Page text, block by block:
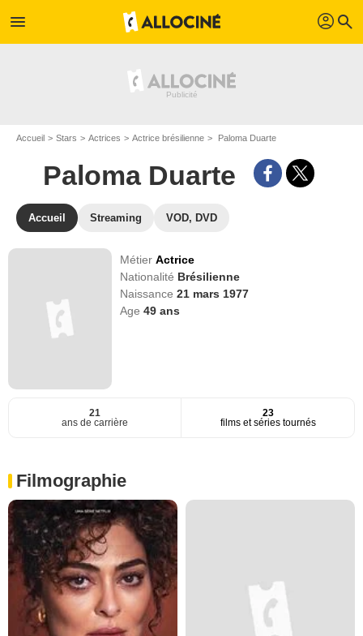
menu profil search
Accueil Stars Actrices Actrice brésilienne Paloma Duarte
Paloma Duarte
Accueil Streaming VOD, DVD
MétierActrice
Nationalité Brésilienne
Naissance21 mars 1977
Age49 ans
21
ans de carrière
23
films et séries tournés
Filmographie